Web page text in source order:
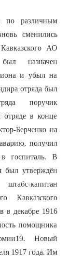
различным
сменились
АО
назначен
и убыл на
отряда был
поручик
в конце
Берченко на
аварию, получил
госпиталь. В
был утверждён
капитан
Кавказского
в декабре 1916
помощника
Новый
1917 года. Им